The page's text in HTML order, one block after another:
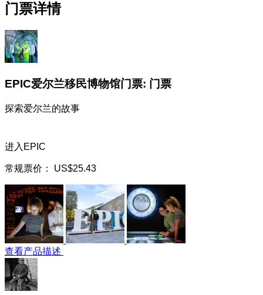
门票详情
EPIC爱尔兰移民博物馆门票: 门票
探索爱尔兰的故事
进入EPIC
常规票价： US$25.43
查看产品描述